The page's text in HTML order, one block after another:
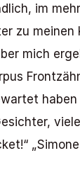
im
zu
mich